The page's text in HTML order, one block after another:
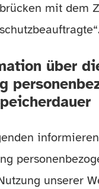
mit dem
über
unserer